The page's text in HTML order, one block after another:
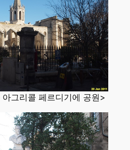
그리콜 페르디기에 공원>